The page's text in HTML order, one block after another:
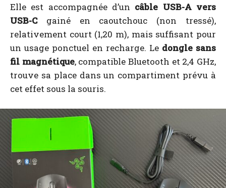
Elle est accompagnée d’un câble USB-A vers
USB-Cgainé en caoutchouc (non tressé),
relativement court (1,20 m), mais suffisant pour
un usage ponctuel en recharge. Le dongle sans
fil magnétique, compatible Bluetooth et 2,4 GHz,
trouve sa place dans un compartiment prévu à
cet effet sous la souris.